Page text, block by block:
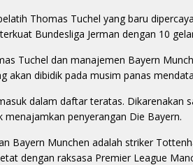
Thomas Tuchel yang baru
Bundesliga Jerman dengan 10
Tuchel dan manajemen Bayern
akan dibidik pada musim panas
dalam daftar teratas. Dikarenakan
penyerangan Die Bayern.
Bayern Munchen adalah striker
dengan raksasa Premier League